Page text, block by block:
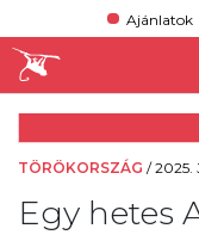
Ajánlatok
TÖRÖKORSZÁG /2025.
Egy hetes